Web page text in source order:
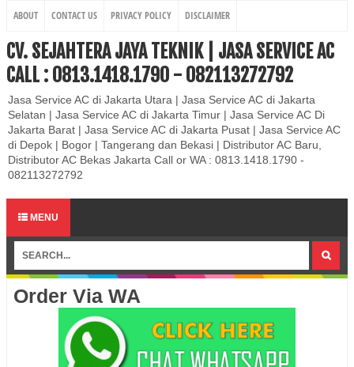
ABOUT CONTACT US PRIVACY POLICY DISCLAIMER
CV. SEJAHTERA JAYA TEKNIK | JASA SERVICE AC
CALL : 0813.1418.1790 - 082113272792
Jasa Service AC di Jakarta Utara | Jasa Service AC di Jakarta
Selatan | Jasa Service AC di Jakarta Timur | Jasa Service AC Di
Jakarta Barat | Jasa Service AC di Jakarta Pusat | Jasa Service AC
di Depok | Bogor | Tangerang dan Bekasi | Distributor AC Baru,
Distributor AC Bekas Jakarta Call or WA : 0813.1418.1790 -
082113272792
MENU
Order Via WA